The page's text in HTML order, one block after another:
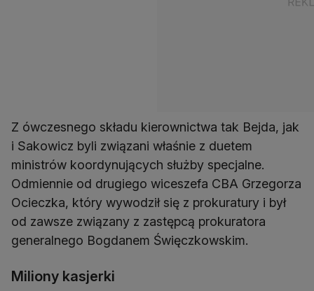
Z ówczesnego składu kierownictwa tak Bejda, jak
i Sakowicz byli związani właśnie z duetem
ministrów koordynujących służby specjalne.
Odmiennie od drugiego wiceszefa CBA Grzegorza
Ocieczka, który wywodził się z prokuratury i był
od zawsze związany z zastępcą prokuratora
generalnego Bogdanem Święczkowskim.
Miliony kasjerki